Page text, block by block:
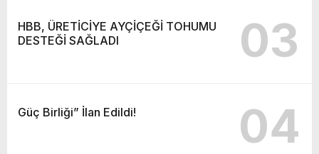
HBB, ÜRETİCİYE AYÇİÇEĞİ TOHUMU
DESTEĞİ SAĞLADI
03
Güç Birliği” İlan Edildi! 04